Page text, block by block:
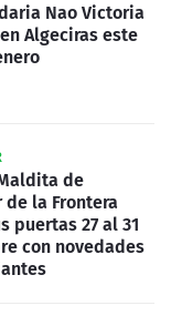
Nao Victoria
Algeciras este
de
de la Frontera
puertas 27 al 31
con novedades